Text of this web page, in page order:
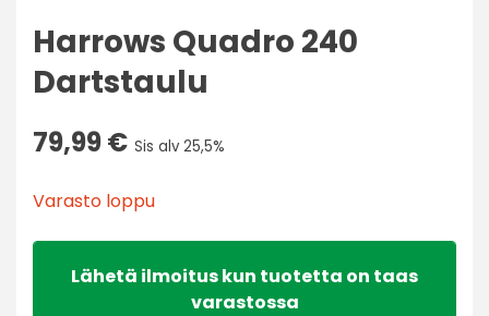
Harrows Quadro 240
Dartstaulu
79,99€ Sis alv 25,5%
Varasto loppu
Lähetä ilmoitus kun tuotetta on taas
varastossa